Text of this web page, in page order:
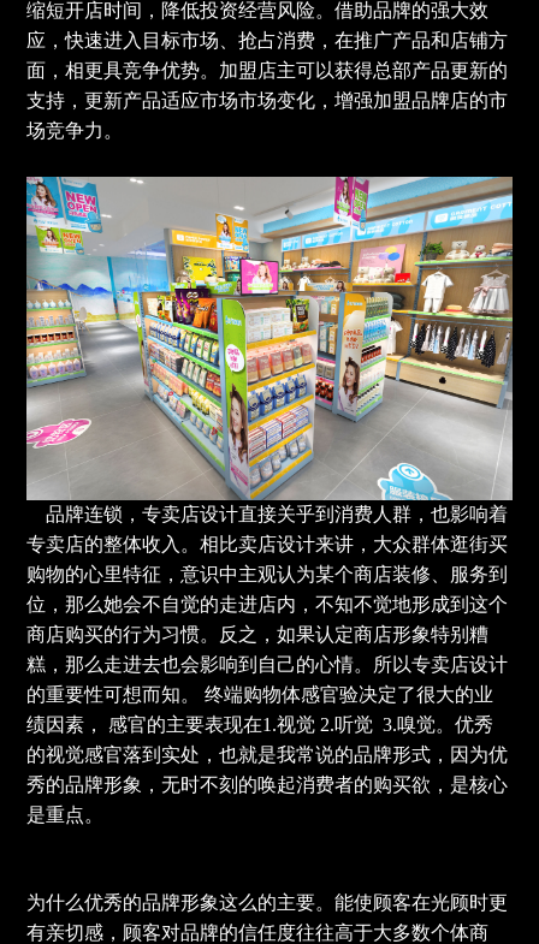
缩短开店时间，降低投资经营风险。借助品牌的强大效
应，快速进入目标市场、抢占消费，在推广产品和店铺方
面，相更具竞争优势。加盟店主可以获得总部产品更新的
支持，更新产品适应市场市场变化，增强加盟品牌店的市
场竞争力。
品牌连锁，专卖店设计直接关乎到消费人群，也影响着
专卖店的整体收入。相比卖店设计来讲，大众群体逛街买
购物的心里特征，意识中主观认为某个商店装修、服务到
位，那么她会不自觉的走进店内，不知不觉地形成到这个
商店购买的行为习惯。反之，如果认定商店形象特别糟
糕，那么走进去也会影响到自己的心情。所以专卖店设计
的重要性可想而知。 终端购物体感官验决定了很大的业
绩因素， 感官的主要表现在1.视觉 2.听觉 3.嗅觉。优秀
的视觉感官落到实处，也就是我常说的品牌形式，因为优
秀的品牌形象，无时不刻的唤起消费者的购买欲，是核心
是重点。
为什么优秀的品牌形象这么的主要。能使顾客在光顾时更
有亲切感，顾客对品牌的信任度往往高于大多数个体商